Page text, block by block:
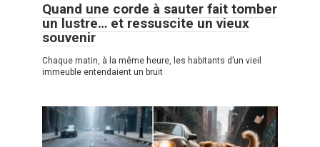
Quand une corde à sauter fait tomber
un lustre… et ressuscite un vieux
souvenir
Chaque matin, à la même heure, les habitants d’un vieil
immeuble entendaient un bruit